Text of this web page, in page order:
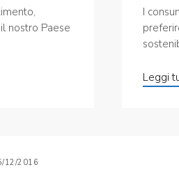
nostro Paese
I
Leggi
12/2016